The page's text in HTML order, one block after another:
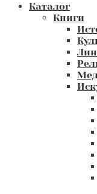
Каталог
Книги